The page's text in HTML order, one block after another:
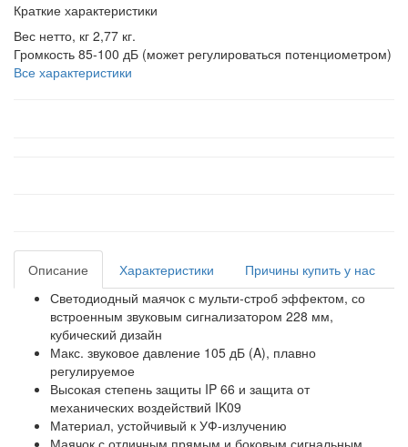
Краткие характеристики
Вес нетто, кг 2,77 кг.
Громкость 85-100 дБ (может регулироваться потенциометром)
Все характеристики
Описание Характеристики
Причины купить у нас
Светодиодный маячок с мульти-строб эффектом, со
встроенным звуковым сигнализатором 228 мм,
кубический дизайн
Макс. звуковое давление 105 дБ (A), плавно
регулируемое
Высокая степень защиты IP 66 и защита от
механических воздействий IK09
Материал, устойчивый к УФ-излучению
Маячок с отличным прямым и боковым сигнальным